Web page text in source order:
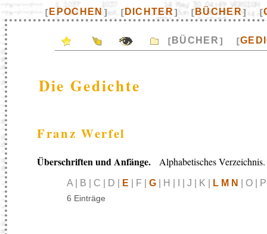
[ EPOCHEN ] [ DICHTER] [ BÜCHER] [
[ BÜCHER] [
Die Gedichte
Franz Werfel
Überschriften und Anfänge. Alphabetisches Verzeichnis.
A | B | C | D | E | F | G | H | I | J | K | L M N | O |
6 Einträge